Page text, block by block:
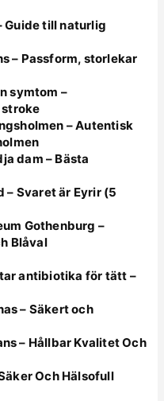
Guide till naturlig
– Passform, storlekar
symtom –
– Autentisk
dam – Bästa
– Svaret är Eyrir (5
Gothenburg –
Blåval
antibiotika för tätt –
– Säkert och
– Hållbar Kvalitet Och
Och Hälsofull